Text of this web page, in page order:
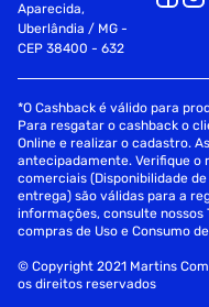
Aparecida,
Uberlândia / MG -
CEP 38400 - 632
*O Cashback é válido para
Para resgatar o cashback o
Online e realizar o cadastro.
antecipadamente. Verifique o
comerciais (Disponibilidade
entrega) são válidas para a
informações, consulte nossos
compras de Uso e Consumo
© Copyright 2021 Martins
os direitos reservados